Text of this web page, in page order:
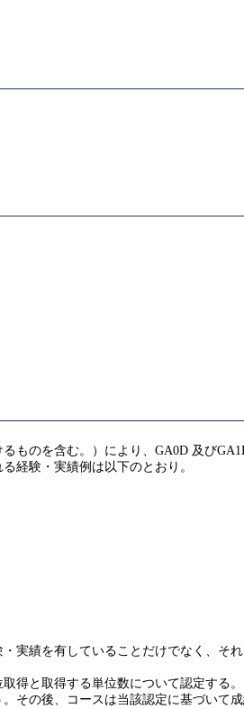
ものを含む。）により、GA0D 及び
経験・実績例は以下のとおり。
実績を有していることだけでなく、そ
得と取得する単位数について認定する。
その後、コースは当該認定に基づいて成